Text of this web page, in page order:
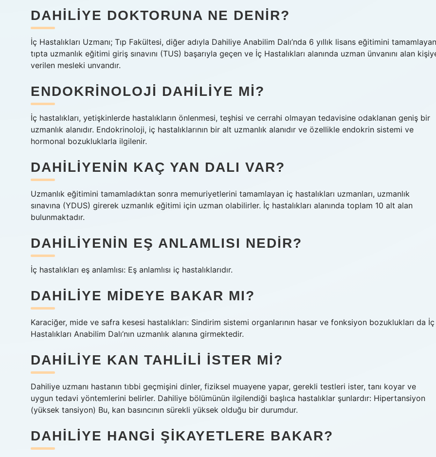
DAHILIYE DOKTORUNA NE DENIR?
İç Hastalıkları Uzmanı; Tıp Fakültesi, diğer adıyla Dahiliye Anabilim Dalı’nda 6 yıllık lisans eğitimini
tıpta uzmanlık eğitimi giriş sınavını (TUS) başarıyla geçen ve İç Hastalıkları alanında uzman ünvanını alan
verilen mesleki unvandır.
ENDOKRINOLOJI DAHILIYE MI?
İç hastalıkları, yetişkinlerde hastalıkların önlenmesi, teşhisi ve cerrahi olmayan tedavisine odaklanan geniş bir
uzmanlık alanıdır. Endokrinoloji, iç hastalıklarının bir alt uzmanlık alanıdır ve özellikle endokrin sistemi ve
hormonal bozukluklarla ilgilenir.
DAHILIYENIN KAÇ YAN DALI VAR?
Uzmanlık eğitimini tamamladıktan sonra memuriyetlerini tamamlayan iç hastalıkları uzmanları, uzmanlık
sınavına (YDUS) girerek uzmanlık eğitimi için uzman olabilirler. İç hastalıkları alanında toplam 10 alt alan
bulunmaktadır.
DAHILIYENIN EŞ ANLAMLISI NEDIR?
İç hastalıkları eş anlamlısı: Eş anlamlısı iç hastalıklarıdır.
DAHILIYE MIDEYE BAKAR MI?
Karaciğer, mide ve safra kesesi hastalıkları: Sindirim sistemi organlarının hasar ve fonksiyon bozuklukları da İç
Hastalıkları Anabilim Dalı’nın uzmanlık alanına girmektedir.
DAHILIYE KAN TAHLILI ISTER MI?
Dahiliye uzmanı hastanın tıbbi geçmişini dinler, fiziksel muayene yapar, gerekli testleri ister, tanı koyar ve
uygun tedavi yöntemlerini belirler. Dahiliye bölümünün ilgilendiği başlıca hastalıklar şunlardır: Hipertansiyon
(yüksek tansiyon) Bu, kan basıncının sürekli yüksek olduğu bir durumdur.
DAHILIYE HANGI ŞIKAYETLERE BAKAR?